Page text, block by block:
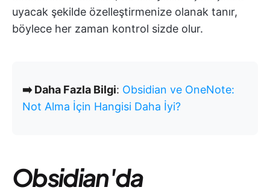
uyacak şekilde özelleştirmenize olanak tanır,
böylece her zaman kontrol sizde olur.
➡️ Daha Fazla Bilgi: Obsidian ve OneNote:
Not Alma İçin Hangisi Daha İyi?
Obsidian'da